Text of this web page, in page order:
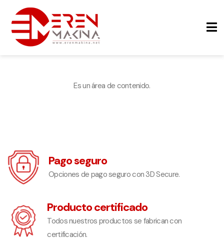
Es un área de contenido.
Pago seguro
Opciones de pago seguro con 3D Secure.
Producto certificado
Todos nuestros productos se fabrican con
certificación.